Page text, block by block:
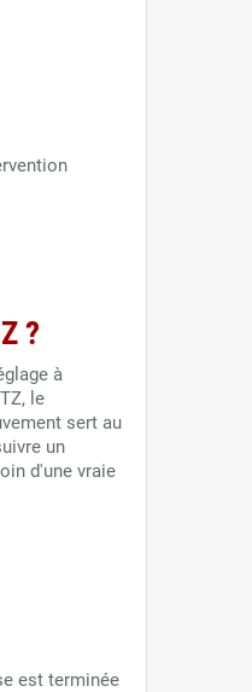
?
à
le
sert au
un
d'une vraie
est terminée